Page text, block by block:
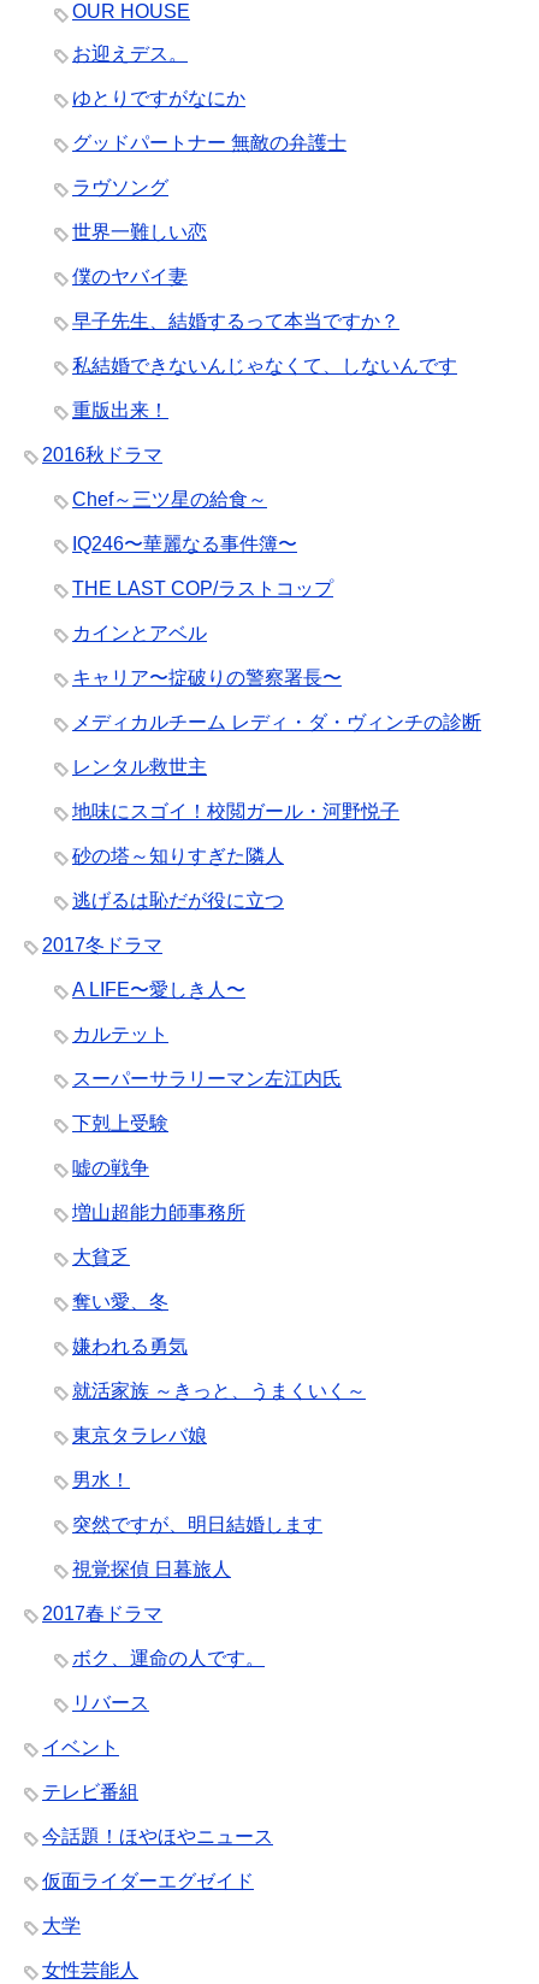
OUR HOUSE
お迎えデス。
ゆとりですがなにか
グッドパートナー 無敵の弁護士
ラヴソング
世界一難しい恋
僕のヤバイ妻
早子先生、結婚するって本当ですか？
私結婚できないんじゃなくて、しないんです
重版出来！
2016秋ドラマ
Chef～三ツ星の給食～
IQ246〜華麗なる事件簿〜
THE LAST COP/ラストコップ
カインとアベル
キャリア〜掟破りの警察署長〜
メディカルチーム レディ・ダ・ヴィンチの診断
レンタル救世主
地味にスゴイ！校閲ガール・河野悦子
砂の塔～知りすぎた隣人
逃げるは恥だが役に立つ
2017冬ドラマ
A LIFE〜愛しき人〜
カルテット
スーパーサラリーマン左江内氏
下剋上受験
嘘の戦争
増山超能力師事務所
大貧乏
奪い愛、冬
嫌われる勇気
就活家族 ～きっと、うまくいく～
東京タラレバ娘
男水！
突然ですが、明日結婚します
視覚探偵 日暮旅人
2017春ドラマ
ボク、運命の人です。
リバース
イベント
テレビ番組
今話題！ほやほやニュース
仮面ライダーエグゼイド
大学
女性芸能人